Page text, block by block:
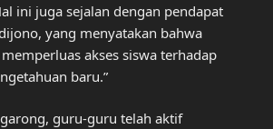
ini juga sejalan dengan pendapat
yang menyatakan bahwa
akses siswa terhadap
baru.”
guru-guru telah aktif